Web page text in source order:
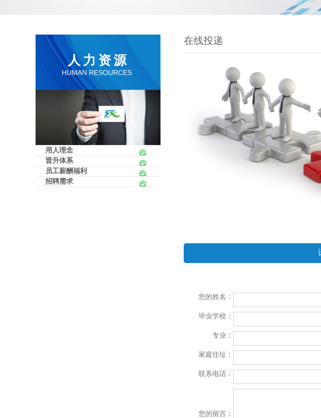
人力资源
HUMAN RESOURCES
用人理念
晋升体系
员工薪酬福利
招聘需求
在线投递
您的姓名：
毕业学校：
专业：
家庭住址：
联系电话：
您的留言：